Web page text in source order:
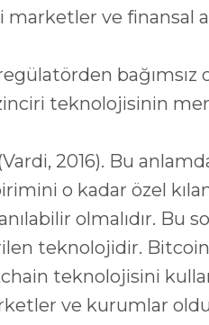
ve finansal
bağımsız
teknolojisinin
2016). Bu
o kadar özel
olmalıdır. Bu
teknolojidir. Bitcoin
teknolojisini
ve kurumlar